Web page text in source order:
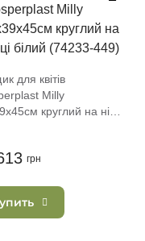
для квітів
Milly
круглий на ніжці
грн